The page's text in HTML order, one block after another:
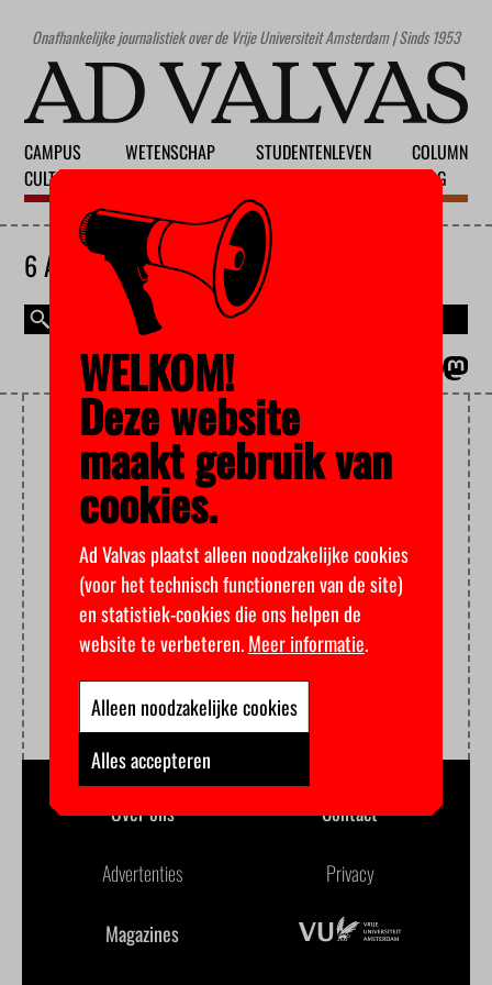
Onafhankelijke journalistiek over de Vrije Universiteit Amsterdam | Sinds 1953
CAMPUS
CULTUUR
WETENSCHAP
STUDENTENLEVEN
COLUMN
BLOG
6 AUGUSTUS 2026
FURBIE
Over ons Contact
Advertenties Privacy
Magazines
WELKOM!
Deze website
maakt gebruik van
cookies.
Ad Valvas plaatst alleen noodzakelijke cookies
(voor het technisch functioneren van de site)
en statistiek-cookies die ons helpen de
website te verbeteren.Meer informatie.
Alleen noodzakelijke cookies
Alles accepteren